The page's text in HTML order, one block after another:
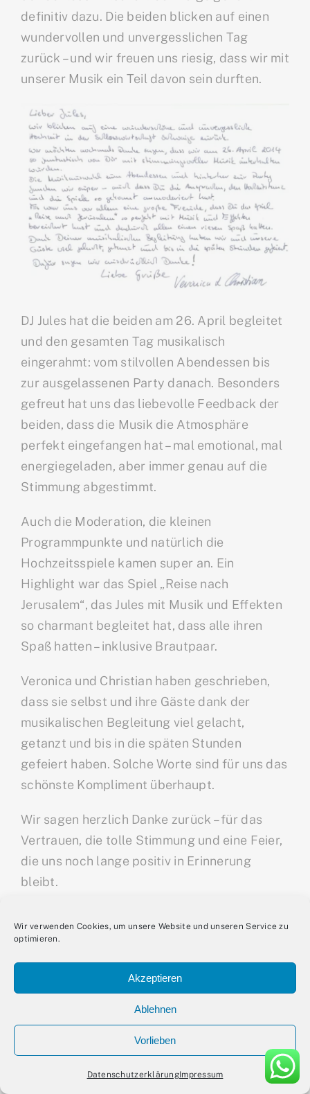
Wir verwenden Cookies, um unsere Website und unseren Service zu
optimieren.
Akzeptieren
Ablehnen
Vorlieben
DatenschutzerklärungImpressum
definitiv dazu. Die beiden blicken auf einen
wundervollen und unvergesslichen Tag
zurück – und wir freuen uns riesig, dass wir mit
unserer Musik ein Teil davon sein durften.
DJ Jules hat die beiden am 26. April begleitet
und den gesamten Tag musikalisch
eingerahmt: vom stilvollen Abendessen bis
zur ausgelassenen Party danach. Besonders
gefreut hat uns das liebevolle Feedback der
beiden, dass die Musik die Atmosphäre
perfekt eingefangen hat – mal emotional, mal
energiegeladen, aber immer genau auf die
Stimmung abgestimmt.
Auch die Moderation, die kleinen
Programmpunkte und natürlich die
Hochzeitsspiele kamen super an. Ein
Highlight war das Spiel „Reise nach
Jerusalem“, das Jules mit Musik und Effekten
so charmant begleitet hat, dass alle ihren
Spaß hatten – inklusive Brautpaar.
Veronica und Christian haben geschrieben,
dass sie selbst und ihre Gäste dank der
musikalischen Begleitung viel gelacht,
getanzt und bis in die späten Stunden
gefeiert haben. Solche Worte sind für uns das
schönste Kompliment überhaupt.
Wir sagen herzlich Danke zurück – für das
Vertrauen, die tolle Stimmung und eine Feier,
die uns noch lange positiv in Erinnerung
bleibt.